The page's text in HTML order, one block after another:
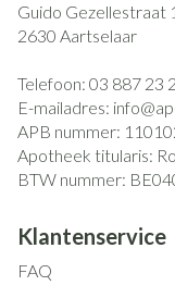
Guido Gezellestraat
2630 Aartselaar
Telefoon: 03 887 23
E-mailadres: info@
APB nummer:
Apotheek titularis:
BTW nummer:
Klantenservice
FAQ